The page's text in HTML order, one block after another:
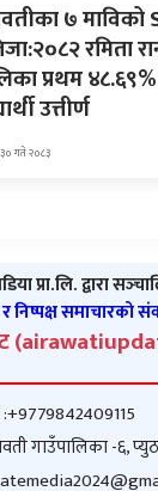
७ माविको
रमिता
प्रथम ४८.६९%
उत्तीर्ण
गते २०८३
प्रा.लि. द्वारा
निष्पक्ष समाचारको
+9779842409115
गाउँपालिका -६,